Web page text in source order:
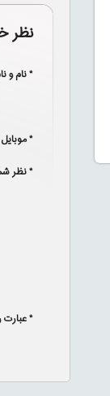
نظر
* نام و
* موبایل
* نظر
* عبارت